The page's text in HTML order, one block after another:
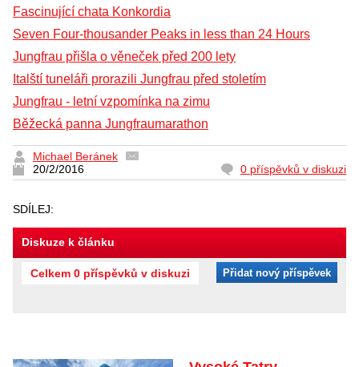
Fascinující chata Konkordia
Seven Four-thousander Peaks in less than 24 Hours
Jungfrau přišla o věneček před 200 lety
Italští tuneláři prorazili Jungfrau před stoletím
Jungfrau - letní vzpomínka na zimu
Běžecká panna Jungfraumarathon
Michael Beránek
20/2/2016
0 příspěvků v diskuzi
SDÍLEJ:
Diskuze k článku
Celkem 0 příspěvků v diskuzi Přidat nový příspěvek